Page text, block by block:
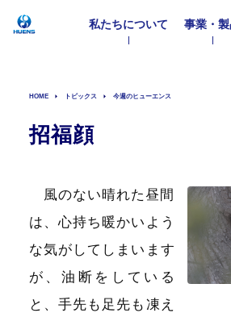
私たちについて 事業・
HOME トピックス 今週のヒューエンス
招福顔
風のない晴れた昼間
は、心持ち暖かいよう
な気がしてしまいます
が、油断をしている
と、手先も足先も凍え